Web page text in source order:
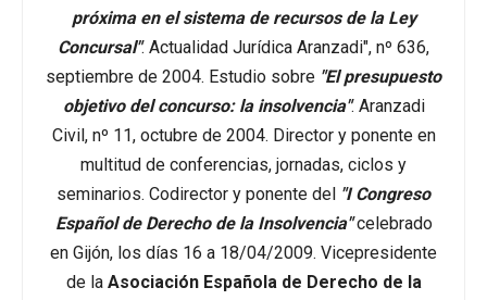
próxima en el sistema de recursos de la Ley
Concursal". Actualidad Jurídica Aranzadi", nº 636,
septiembre de 2004. Estudio sobre "El presupuesto
objetivo del concurso: la insolvencia". Aranzadi
Civil, nº 11, octubre de 2004. Director y ponente en
multitud de conferencias, jornadas, ciclos y
seminarios. Codirector y ponente del "I Congreso
Español de Derecho de la Insolvencia"celebrado
en Gijón, los días 16 a 18/04/2009. Vicepresidente
de la Asociación Española de Derecho de la